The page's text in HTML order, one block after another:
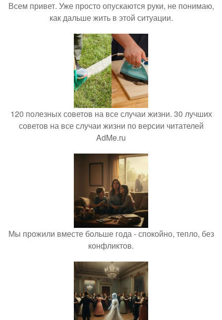
Всем привет. Уже просто опускаются руки, не понимаю,
как дальше жить в этой ситуации.
120 полезных советов на все случаи жизни. 30 лучших
советов на все случаи жизни по версии читателей
AdMe.ru
Мы прожили вместе больше года - спокойно, тепло, без
конфликтов.